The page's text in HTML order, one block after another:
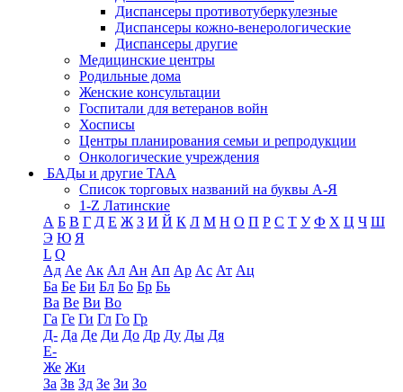
Диспансеры противотуберкулезные
Диспансеры кожно-венерологические
Диспансеры другие
Медицинские центры
Родильные дома
Женские консультации
Госпитали для ветеранов войн
Хосписы
Центры планирования семьи и репродукции
Онкологические учреждения
БАДы и другие ТАА
Список торговых названий на буквы А-Я
1-Z Латинские
А Б В Г Д Е Ж З И Й К Л М Н О П Р С Т У Ф Х Ц Ч Ш
Э Ю Я
L Q
Ад Ае Ак Ал Ан Ап Ар Ас Ат Ац
Ба Бе Би Бл Бо Бр Бь
Ва Ве Ви Во
Га Ге Ги Гл Го Гр
Д- Да Де Ди До Др Ду Ды Дя
Е-
Же Жи
За Зв Зд Зе Зи Зо